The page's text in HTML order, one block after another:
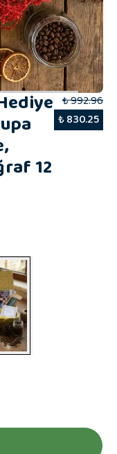
12
₺ 992.96
₺ 830.25